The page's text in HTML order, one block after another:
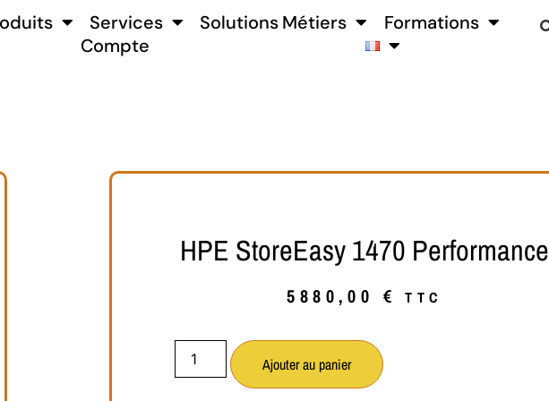
Services Solutions Métiers
Formations
Compte
HPE StoreEasy 1470 Performance
5880,00 € TTC
Ajouter au panier